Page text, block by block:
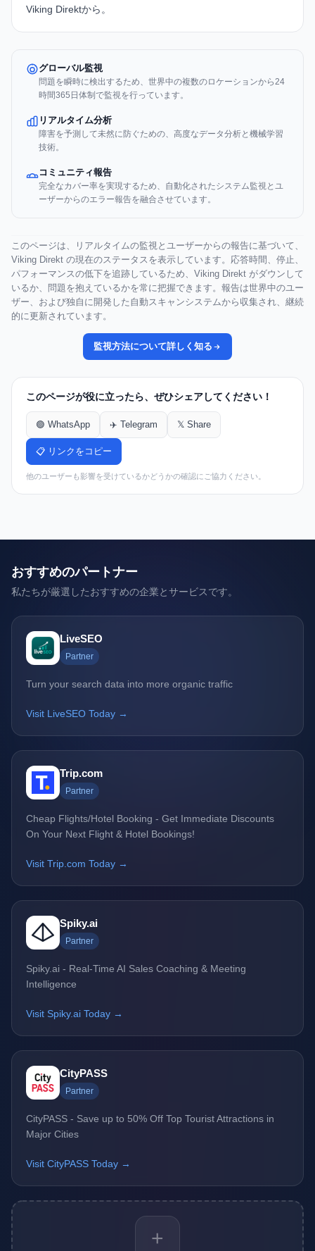
Viking Direktから。
グローバル監視
問題を瞬時に検出するため、世界中の複数のロケーションから24
時間365日体制で監視を行っています。
リアルタイム分析
障害を予測して未然に防ぐための、高度なデータ分析と機械学習
技術。
コミュニティ報告
完全なカバー率を実現するため、自動化されたシステム監視とユ
ーザーからのエラー報告を融合させています。
このページは、リアルタイムの監視とユーザーからの報告に基づいて、
Viking Direkt の現在のステータスを表示しています。応答時間、停止、
パフォーマンスの低下を追跡しているため、Viking Direkt がダウンして
いるか、問題を抱えているかを常に把握できます。報告は世界中のユー
ザー、および独自に開発した自動スキャンシステムから収集され、継続
的に更新されています。
監視方法について詳しく知る
このページが役に立ったら、ぜひシェアしてください！
🟢 WhatsApp ✈️ Telegram 𝕏 Share
📋 リンクをコピー
他のユーザーも影響を受けているかどうかの確認にご協力ください。
おすすめのパートナー
私たちが厳選したおすすめの企業とサービスです。
LiveSEO
Partner
Turn your search data into more organic traffic
Visit LiveSEO Today →
Trip.com
Partner
Cheap Flights/Hotel Booking - Get Immediate Discounts
On Your Next Flight & Hotel Bookings!
Visit Trip.com Today →
Spiky.ai
Partner
Spiky.ai - Real-Time AI Sales Coaching & Meeting
Intelligence
Visit Spiky.ai Today →
CityPASS
Partner
CityPASS - Save up to 50% Off Top Tourist Attractions in
Major Cities
Visit CityPASS Today →
+